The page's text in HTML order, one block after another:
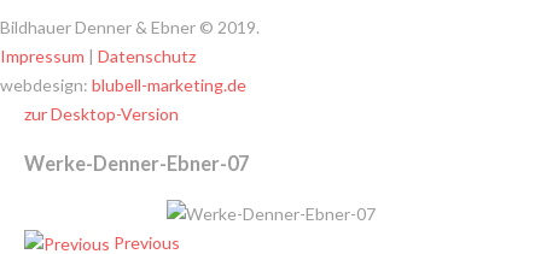
Bildhauer Denner & Ebner © 2019.
Impressum
Datenschutz
webdesign: blubell-marketing.de
zur Desktop-Version
Werke-Denner-Ebner-07
Previous